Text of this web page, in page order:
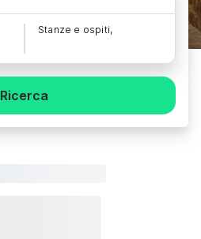
Stanze e ospiti,
Ricerca